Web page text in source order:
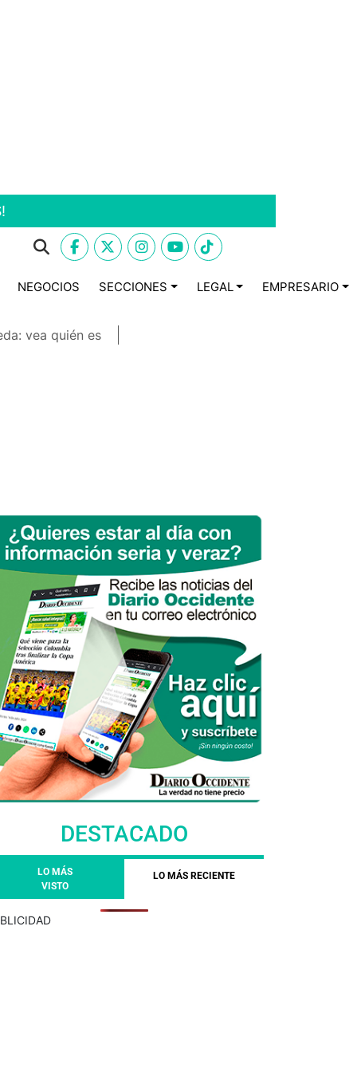
NEGOCIOS SECCIONES LEGAL EMPRESARIO
vea quién es
DESTACADO
LO MÁS
VISTO
LO MÁS RECIENTE